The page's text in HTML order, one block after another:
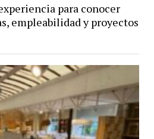
para conocer
empleabilidad y proyectos